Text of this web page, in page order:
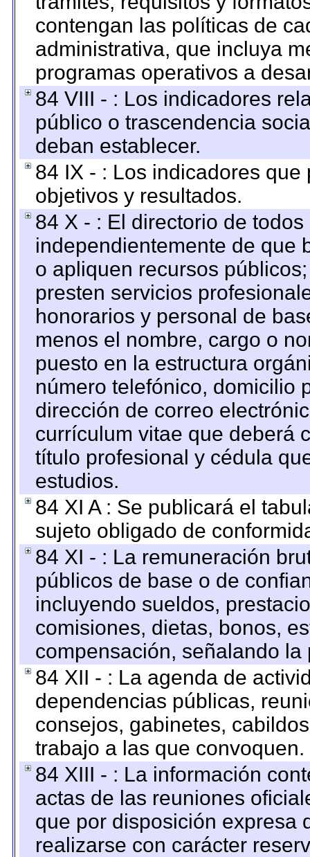
contengan las políticas de
administrativa, que incluya
programas operativos a
84 VIII - : Los indicadores
público o trascendencia
deban establecer.
84 IX - : Los indicadores
objetivos y resultados.
84 X - : El directorio de
independientemente de que
o apliquen recursos
presten servicios
honorarios y personal de
menos el nombre, cargo o
puesto en la estructura
número telefónico, domicilio
dirección de correo
currículum vitae que deberá
título profesional y cédula
estudios.
84 XI A : Se publicará el
sujeto obligado de
84 XI - : La remuneración
públicos de base o de
incluyendo sueldos,
comisiones, dietas, bonos,
compensación, señalando
84 XII - : La agenda de
dependencias públicas,
consejos, gabinetes,
trabajo a las que convoquen.
84 XIII - : La información
actas de las reuniones
que por disposición expresa
realizarse con carácter